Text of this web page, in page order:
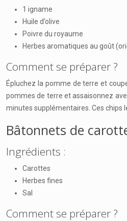
1 igname
Huile d’olive
Poivre du royaume
Herbes aromatiques au goût
Comment se préparer ?
Épluchez la pomme de terre et
pommes de terre et assaisonnez
minutes supplémentaires. Ces chips
Bâtonnets de
Ingrédients :
Carottes
Herbes fines
Sal
Comment se préparer ?